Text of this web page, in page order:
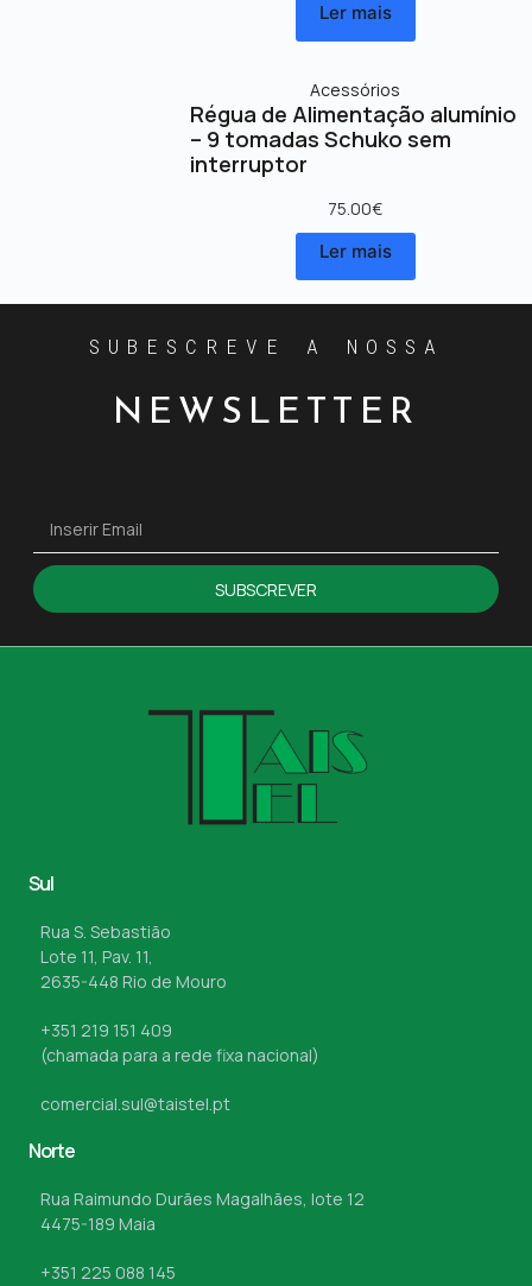
Ler mais
Acessórios
Régua de Alimentação alumínio
– 9 tomadas Schuko sem
interruptor
75.00€
Ler mais
SUBESCREVE A NOSSA
NEWSLETTER
SUBSCREVER
Sul
Rua S. Sebastião
Lote 11, Pav. 11,
2635-448 Rio de Mouro
+351 219 151 409
(chamada para a rede fixa nacional)
comercial.sul@taistel.pt
Norte
Rua Raimundo Durães Magalhães, lote 12
4475-189 Maia
+351 225 088 145